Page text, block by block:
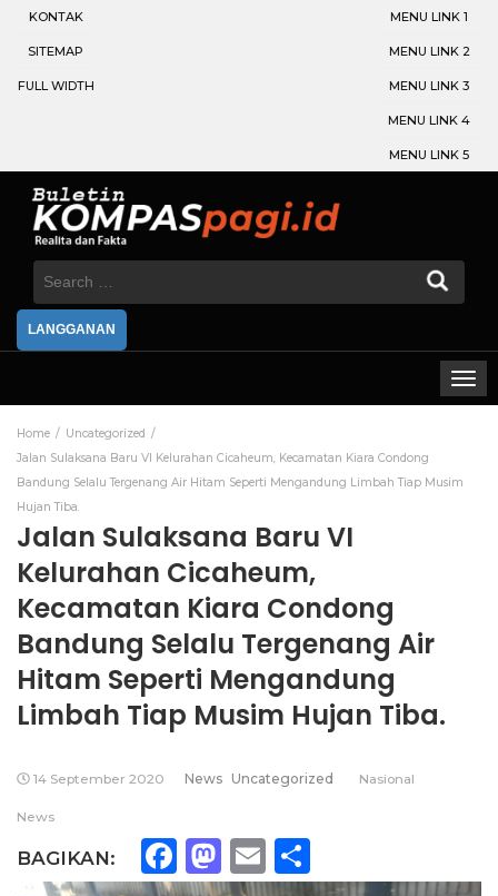
KONTAK
SITEMAP
FULL WIDTH
MENU LINK 1
MENU LINK 2
MENU LINK 3
MENU LINK 4
MENU LINK 5
Search
LANGGANAN
Home
Uncategorized
Jalan Sulaksana Baru VI Kelurahan Cicaheum, Kecamatan Kiara Condong
Bandung Selalu Tergenang Air Hitam Seperti Mengandung Limbah Tiap Musim
Hujan Tiba.
Jalan Sulaksana Baru VI
Kelurahan Cicaheum,
Kecamatan Kiara Condong
Bandung Selalu Tergenang Air
Hitam Seperti Mengandung
Limbah Tiap Musim Hujan Tiba.
14 September 2020 News Uncategorized Nasional
News
BAGIKAN: Facebook
Mastodon
Email